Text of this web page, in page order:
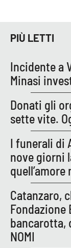
LaC Network
LaC OnAir
EDIZIONI
LOCALI
Catanzaro
Crotone
Vibo Valentia
Reggio
PIÙ LETTI
Incidente a
Minasi
Donati gli
sette vite.
I funerali di
nove giorni
Catanzaro,
Fondazione
bancarotta,
NOMI